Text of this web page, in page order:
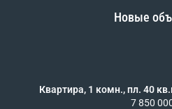
Новые
Квартира, 1 комн., пл. 40
7 850